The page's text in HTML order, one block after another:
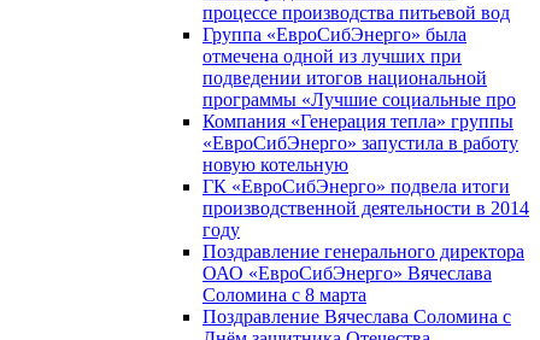
процессе производства питьевой вод
Группа «ЕвроСибЭнерго» была
отмечена одной из лучших при
подведении итогов национальной
программы «Лучшие социальные про
Компания «Генерация тепла» группы
«ЕвроСибЭнерго» запустила в работу
новую котельную
ГК «ЕвроСибЭнерго» подвела итоги
производственной деятельности в 2014
году
Поздравление генерального директора
ОАО «ЕвроСибЭнерго» Вячеслава
Соломина с 8 марта
Поздравление Вячеслава Соломина с